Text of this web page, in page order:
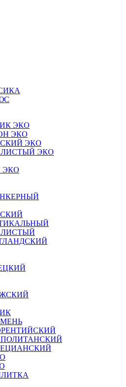
ЭКО
ЭКО
ЭКО
ЭКО
ЭКО